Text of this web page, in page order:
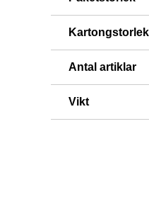
Kartongstorlek
Antal artiklar
Vikt